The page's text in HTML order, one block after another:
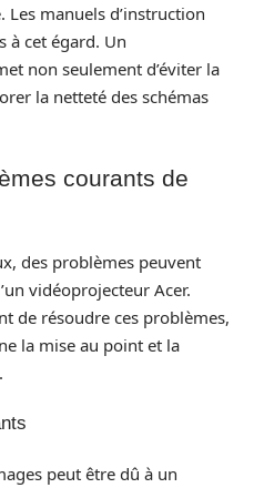
manuels d’instruction
à cet égard. Un
non seulement d’éviter la
la netteté des schémas
courants de
des problèmes peuvent
vidéoprojecteur Acer.
de résoudre ces problèmes,
la mise au point et la
peut être dû à un